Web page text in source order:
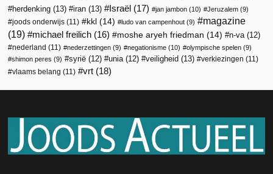
herdenking (13) iran (13) Israël (17) jan jambon (10) Jeruzalem (9)
joods onderwijs (11) kkl (14) ludo van campenhout (9)
magazine
(19)
michael freilich (16) moshe aryeh friedman (14) n-va(12)
nederland (11) nederzettingen (9) negationisme (10) olympische spelen (9)
shimon peres (9) syrië (12) unia(12) veiligheid (13) verkiezingen (11)
vlaams belang (11) vrt (18)